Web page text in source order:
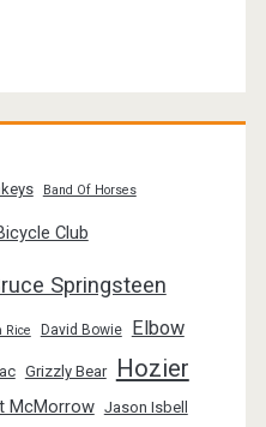
Band Of Horses
Club
Springsteen
Rice David Bowie Elbow
Grizzly Bear Hozier
McMorrow Jason Isbell